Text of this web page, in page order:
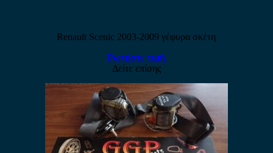
Renault Scenic 2003-2009 γέφυρα σκέτη
Ρωτήστε τιμή
Δείτε επίσης